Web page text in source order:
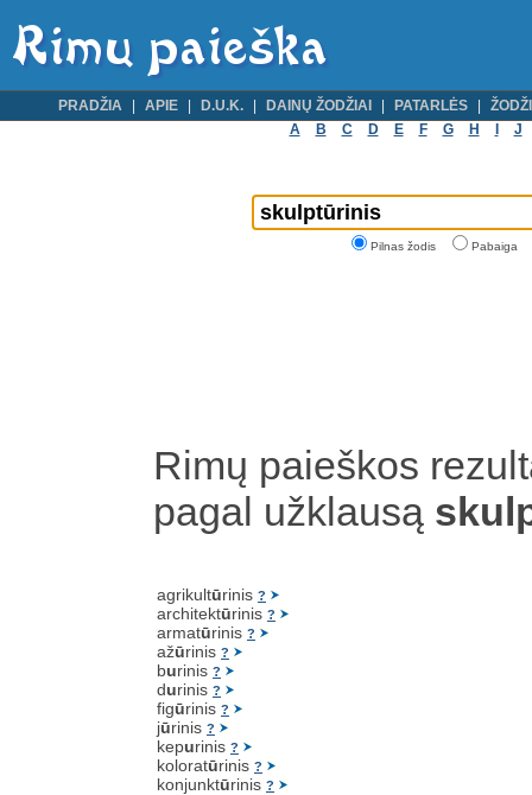
PRADŽIA APIE D.U.K. DAINŲ ŽODŽIAI PATARLĖS
A
B C D E F G H J
Pilnas žodis Pabaiga
Rimų paieškos
pagal užklausą
agrikultūrinis ?
architektūrinis ?
armatūrinis ?
ažūrinis ?
burinis ?
durinis ?
figūrinis ?
jūrinis ?
kepurinis ?
koloratūrinis ?
konjunktūrinis ?